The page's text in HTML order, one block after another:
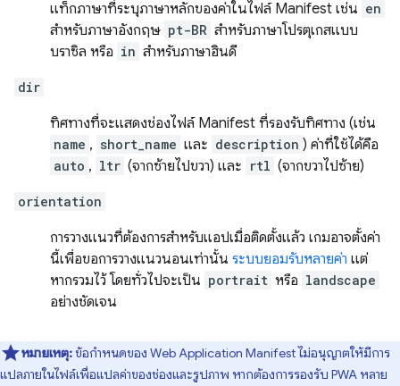
แท็กภาษาที่ระบุภาษาหลักของค่าในไฟล์ Manifest เช่น en
สำหรับภาษาอังกฤษ pt-BR สำหรับภาษาโปรตุเกสแบบ
บราซิล หรือ in สำหรับภาษาฮินดี
dir
ทิศทางที่จะแสดงช่องไฟล์ Manifest ที่รองรับทิศทาง (เช่น
name , short_name และ description ) ค่าที่ใช้ได้คือ
auto , ltr (จากซ้ายไปขวา) และ rtl (จากขวาไปซ้าย)
orientation
การวางแนวที่ต้องการสำหรับแอปเมื่อติดตั้งแล้ว เกมอาจตั้งค่า
นี้เพื่อขอการวางแนวนอนเท่านั้น ระบบยอมรับหลายค่า แต่
หากรวมไว้ โดยทั่วไปจะเป็น portrait หรือ landscape
อย่างชัดเจน
หมายเหตุ: ข้อกำหนดของ Web Application Manifest ไม่อนุญาตให้มีการ
แปลภายในไฟล์เพื่อแปลค่าของช่องและรูปภาพ หากต้องการรองรับ PWA หลาย